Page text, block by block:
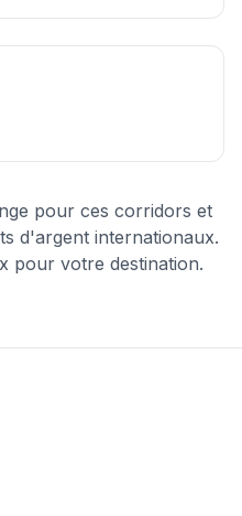
pour ces corridors et
d'argent internationaux.
pour votre destination.